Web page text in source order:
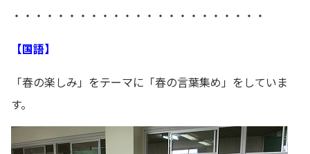
・・・・・・・・・・・・・・・・・・・・・・・
【国語】
「春の楽しみ」をテーマに「春の言葉集め」をしていま
す。